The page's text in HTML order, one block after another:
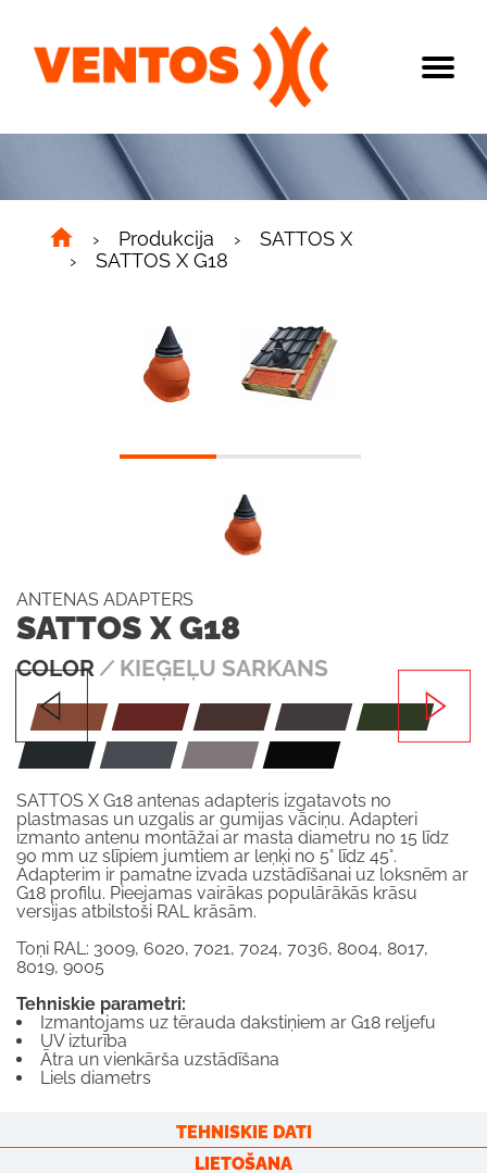
Produkcija
SATTOS X
SATTOS X G18
ANTENAS ADAPTERS
SATTOS X G18
COLOR ∕ KIEĢEĻU SARKANS
SATTOS X G18 antenas adapteris izgatavots no
plastmasas un uzgalis ar gumijas vāciņu. Adapteri
izmanto antenu montāžai ar masta diametru no 15 līdz
90 mm uz slīpiem jumtiem ar leņķi no 5° līdz 45°.
Adapterim ir pamatne izvada uzstādīšanai uz loksnēm ar
G18 profilu. Pieejamas vairākas populārākās krāsu
versijas atbilstoši RAL krāsām.
Toņi RAL: 3009, 6020, 7021, 7024, 7036, 8004, 8017,
8019, 9005
Tehniskie parametri:
Izmantojams uz tērauda dakstiņiem ar G18 reljefu
UV izturība
Ātra un vienkārša uzstādīšana
Liels diametrs
TEHNISKIE DATI
LIETOŠANA